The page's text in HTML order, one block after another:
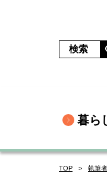
暮ら
TOP 執筆